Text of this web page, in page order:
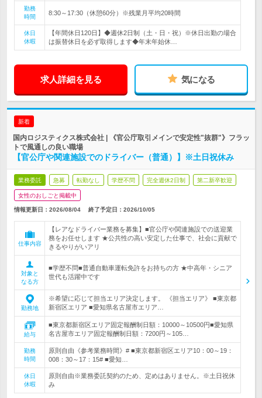
勤務
時間
8:30～17:30（休憩60分）※残業月平均20時間
休日
休暇
【年間休日120日】◆週休2日制（土・日・祝）※休日出勤の場合
は振替休日を必ず取得します◆年末年始休…
求人詳細を見る 気になる
新着
国内ロジスティクス株式会社 | 《官公庁取引メインで安定性"抜群"》フラッ
トで風通しの良い職場
【官公庁や関連施設でのドライバー（普通）】※土日祝休み
業務委託 急募 転勤なし 学歴不問 完全週休2日制 第二新卒歓迎
女性のおしごと掲載中
情報更新日：2026/08/04 終了予定日： 2026/10/05
仕事内容
【レアなドライバー業務を募集】■官公庁や関連施設での送迎業
務をお任せします ★公共性の高い安定した仕事で、社会に貢献で
きるやりがいアリ
対象と
なる方
■学歴不問■普通自動車運転免許をお持ちの方 ★中高年・シニア
世代も活躍中です
勤務地
※希望に応じて担当エリア決定します。 《担当エリア》 ■東京都
新宿区エリア ■愛知県名古屋市エリア…
給与
■東京都新宿区エリア固定報酬制日額：10000～10500円■愛知県
名古屋市エリア固定報酬制日額：7200円～105…
勤務
時間
原則自由《参考業務時間》# ■東京都新宿区エリア10：00～19：
008：30～17：15# ■愛知…
休日
休暇
原則自由※業務委託契約のため、定めはありません。※土日祝休
み